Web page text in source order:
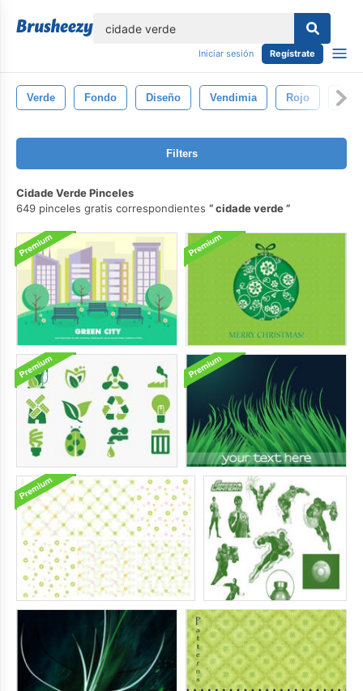
Iniciar sesión Regístrate
Verde Fondo Diseño Vendimia Rojo
Filters
Cidade Verde Pinceles
649 pinceles gratis correspondientes
cidade verde